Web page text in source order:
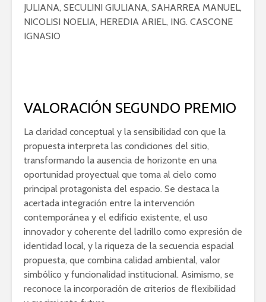
JULIANA, SECULINI GIULIANA, SAHARREA MANUEL,
NICOLISI NOELIA, HEREDIA ARIEL, ING. CASCONE
IGNASIO
VALORACIÓN SEGUNDO PREMIO
La claridad conceptual y la sensibilidad con que la
propuesta interpreta las condiciones del sitio,
transformando la ausencia de horizonte en una
oportunidad proyectual que toma al cielo como
principal protagonista del espacio. Se destaca la
acertada integración entre la intervención
contemporánea y el edificio existente, el uso
innovador y coherente del ladrillo como expresión de
identidad local, y la riqueza de la secuencia espacial
propuesta, que combina calidad ambiental, valor
simbólico y funcionalidad institucional. Asimismo, se
reconoce la incorporación de criterios de flexibilidad